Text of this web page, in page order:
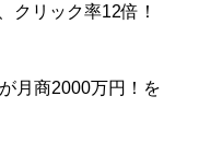
クリック率12倍！
月商2000万円！を